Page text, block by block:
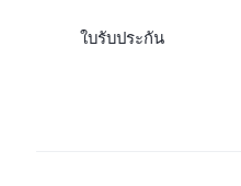
ใบรับประกัน